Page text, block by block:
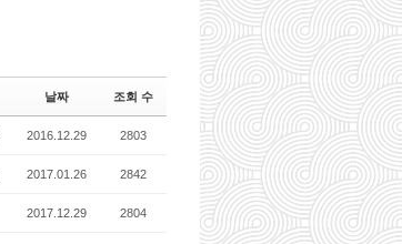
날짜 조회 수
2016.12.29 2803
2017.01.26 2842
2017.12.29 2804